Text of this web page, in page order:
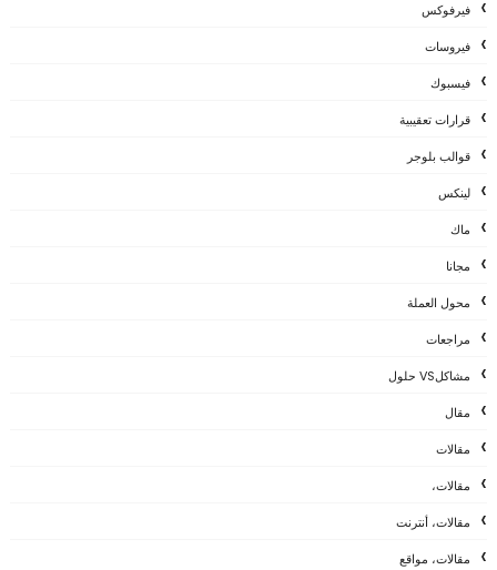
فيرفوكس
فيروسات
فيسبوك
قرارات تعقيبية
قوالب بلوجر
لينكس
ماك
مجانا
محول العملة
مراجعات
مشاكلVS حلول
مقال
مقالات
مقالات،
مقالات، أنترنت
مقالات، مواقع